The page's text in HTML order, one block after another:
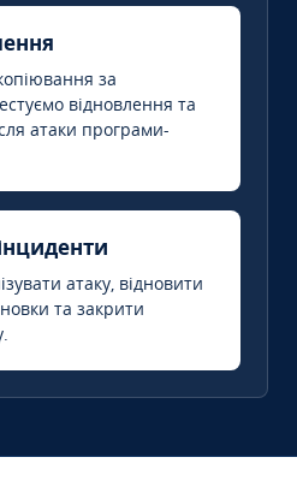
за
відновлення та
атаки програми-
атаку, відновити
та закрити